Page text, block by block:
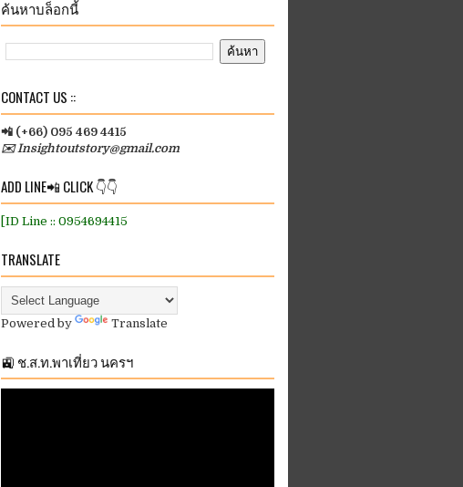
ค้นหาบล็อกนี้
CONTACT US ::
📲 (+66) 095 469 4415
✉️ Insightoutstory@gmail.com
ADD LINE📲 CLICK 👇👇
[ID Line :: 0954694415
TRANSLATE
Powered by Translate
🚉 ช.ส.ท.พาเที่ยว นครฯ